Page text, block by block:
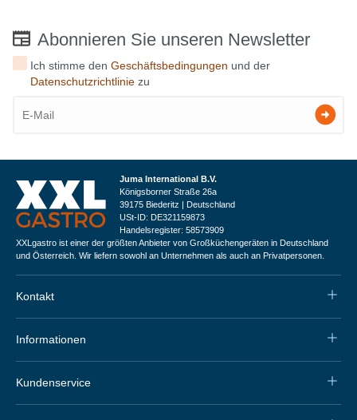
Abonnieren Sie unseren Newsletter
Ich stimme denGeschäftsbedingungen und der
Datenschutzrichtlinie zu
Juma International B.V.
Königsborner Straße 26a
39175 Biederitz | Deutschland
USt-ID: DE321159873
Handelsregister: 58573909
XXLgastro ist einer der größten Anbieter von Großküchengeräten in Deutschland
und Österreich. Wir liefern sowohl an Unternehmen als auch an Privatpersonen.
Kontakt
Informationen
Kundenservice